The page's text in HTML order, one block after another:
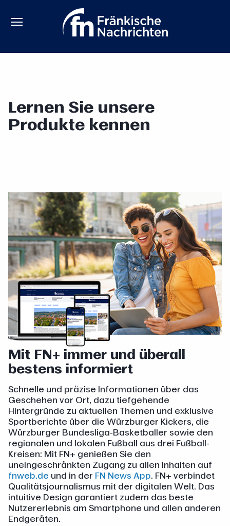
Lernen Sie unsere
Produkte kennen
Mit FN+ immer und überall
bestens informiert
Schnelle und präzise Informationen über das
Geschehen vor Ort, dazu tiefgehende
Hintergründe zu aktuellen Themen und exklusive
Sportberichte über die Würzburger Kickers, die
Würzburger Bundesliga-Basketballer sowie den
regionalen und lokalen Fußball aus drei Fußball-
Kreisen: Mit FN+ genießen Sie den
uneingeschränkten Zugang zu allen Inhalten auf
fnweb.de und in der FN News App. FN+ verbindet
Qualitätsjournalismus mit der digitalen Welt. Das
intuitive Design garantiert zudem das beste
Nutzererlebnis am Smartphone und allen anderen
Endgeräten.